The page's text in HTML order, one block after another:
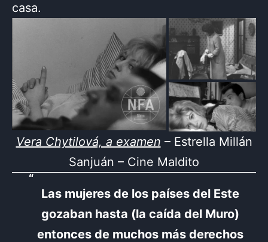
casa.
Vera Chytilová, a examen – Estrella Millán
Sanjuán – Cine Maldito
Las mujeres de los países del Este
gozaban hasta (la caída del Muro)
entonces de muchos más derechos